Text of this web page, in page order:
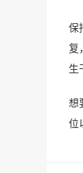
保
复
生
想
位